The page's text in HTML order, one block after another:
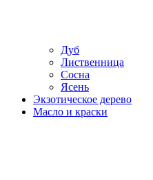
Дуб
Лиственница
Сосна
Ясень
Экзотическое дерево
Масло и краски